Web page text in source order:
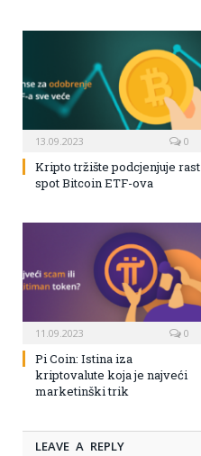
13.09.2023 0
Kripto tržište podcjenjuje rast
spot Bitcoin ETF-ova
11.09.2023 0
Pi Coin: Istina iza
kriptovalute koja je najveći
marketinški trik
LEAVE A REPLY